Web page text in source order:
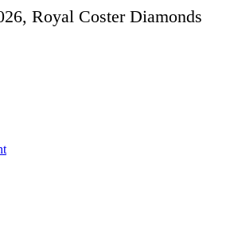
Royal Coster Diamonds